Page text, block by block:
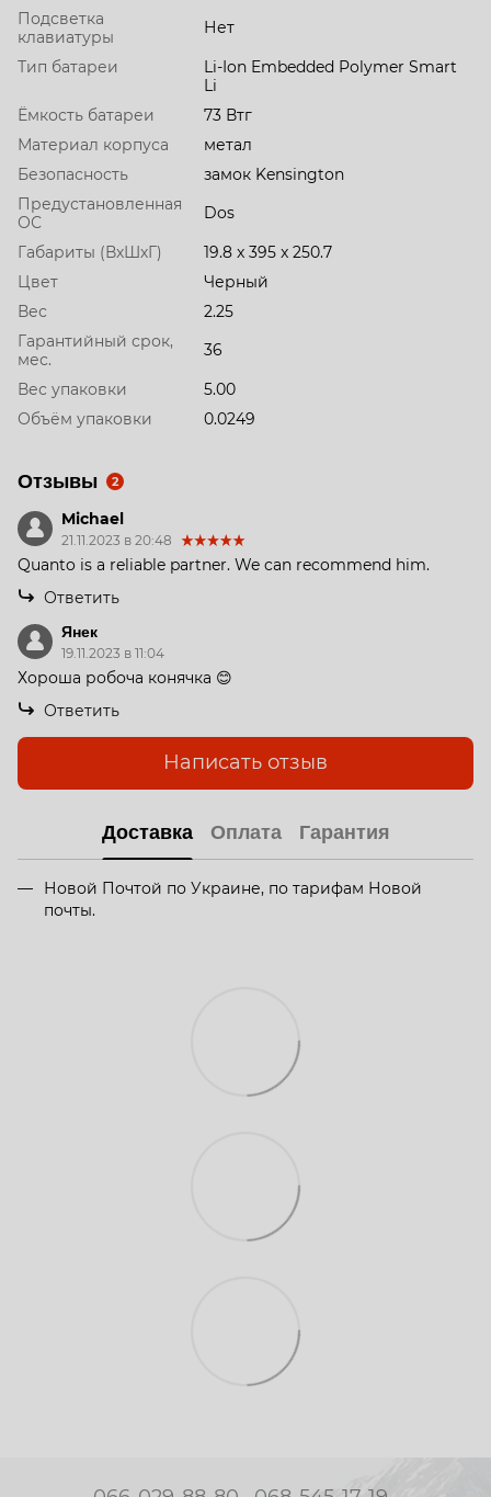
Подсветка
клавиатуры
Нет
Тип батареи
Li-Ion Embedded Polymer Smart
Li
Ёмкость батареи
73 Втг
Материал корпуса
метал
Безопасность
замок Kensington
Предустановленная
ОС
Dos
Габариты (ВхШхГ)
19.8 x 395 x 250.7
Цвет
Черный
Вес
2.25
Гарантийный срок,
мес.
36
Вес упаковки
5.00
Объём упаковки
0.0249
Отзывы 2
Michael
21.11.2023 в 20:48
Quanto is a reliable partner. We can recommend him.
Ответить
Янек
19.11.2023 в 11:04
Хороша робоча конячка 😊
Ответить
Написать отзыв
Доставка Оплата Гарантия
Новой Почтой по Украине, по тарифам Новой
почты.